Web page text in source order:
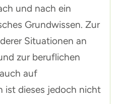
und nach ein
Grundwissen. Zur
Situationen an
zur beruflichen
auf
ist dieses jedoch nicht